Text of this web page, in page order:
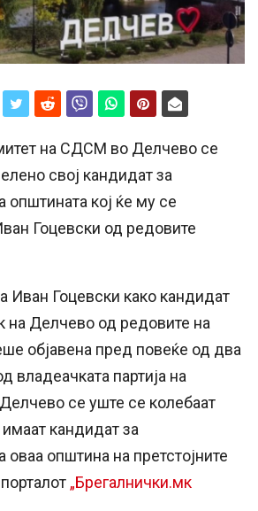
на СДСМ во Делчево се
свој кандидат за
општината кој ќе му се
Гоцевски од редовите
Иван Гоцевски како кандидат
на Делчево од редовите на
објавена пред повеќе од два
владеачката партија на
се уште се колебаат
кандидат за
оваа општина на претстојните
„Брегалнички.мк